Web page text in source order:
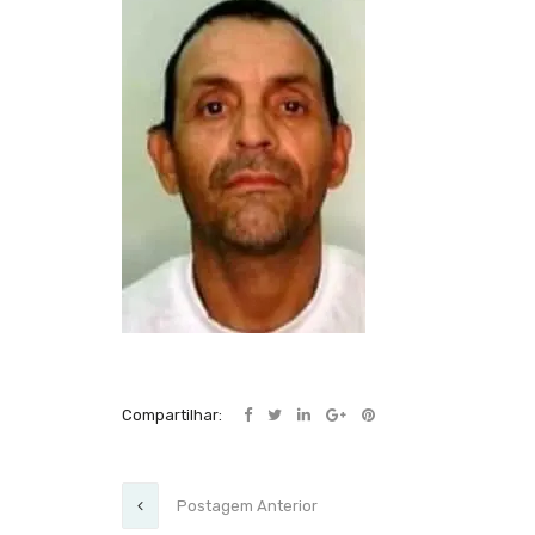
Compartilhar:
Postagem Anterior